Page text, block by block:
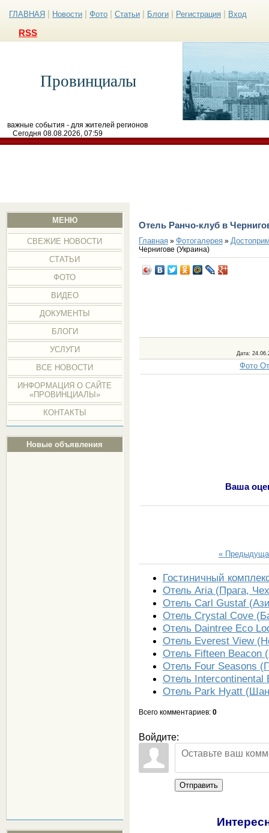
ГЛАВНАЯ Новости Фото Статьи Блоги Регистрация Вход
RSS
Провинциалы
важные события - для жителей регионов
Сегодня 08.08.2026, 07:59
МЕНЮ
СВЕЖИЕ НОВОСТИ
СТАТЬИ
ФОТО
ВИДЕО
ДОКУМЕНТЫ
БЛОГИ
УСЛУГИ
ВСЕ НОВОСТИ
ИНФОРМАЦИЯ О САЙТЕ
«ПРОВИНЦИАЛЫ»
КОНТАКТЫ
Новые объявления
Отель Ранчо-клуб в
Главная» Фотогалерея»
Чернигове (Украина)
Дата:
Фото
Ваша
«
Гостиничный
Отель Aria (Прага,
Отель Carl Gustaf
Отель Crystal Cove
Отель Daintree Eco
Отель Everest View
Отель Fifteen
Отель Four Seasons
Отель
Отель Park Hyatt
Всего комментариев: 0
Войдите:
Отправить